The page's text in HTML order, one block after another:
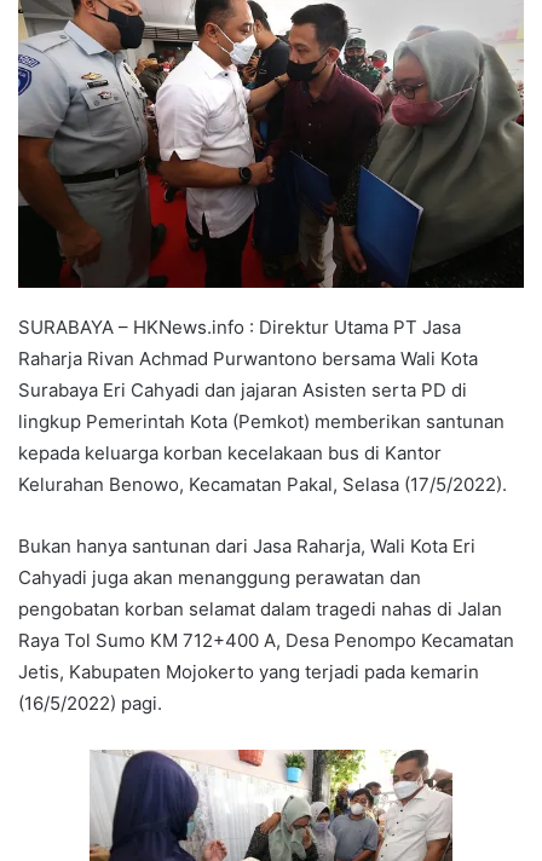
SURABAYA – HKNews.info : Direktur Utama PT Jasa
Raharja Rivan Achmad Purwantono bersama Wali Kota
Surabaya Eri Cahyadi dan jajaran Asisten serta PD di
lingkup Pemerintah Kota (Pemkot) memberikan santunan
kepada keluarga korban kecelakaan bus di Kantor
Kelurahan Benowo, Kecamatan Pakal, Selasa (17/5/2022).
Bukan hanya santunan dari Jasa Raharja, Wali Kota Eri
Cahyadi juga akan menanggung perawatan dan
pengobatan korban selamat dalam tragedi nahas di Jalan
Raya Tol Sumo KM 712+400 A, Desa Penompo Kecamatan
Jetis, Kabupaten Mojokerto yang terjadi pada kemarin
(16/5/2022) pagi.